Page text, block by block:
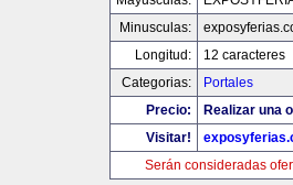
Minusculas:
Longitud:
12 caracteres
Categorias:
Portales
Precio:
Realizar una
Visitar!
Serán consideradas